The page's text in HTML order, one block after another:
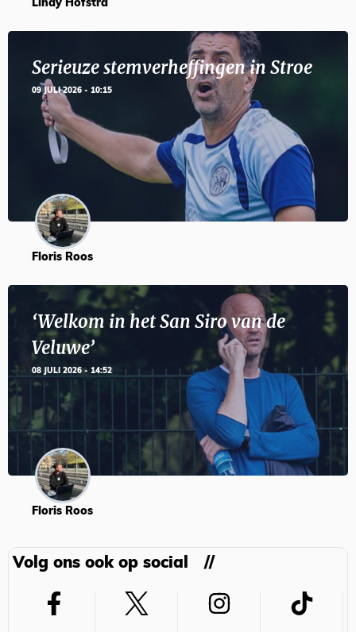
Lindy Hofstra
Serieuze stemverheffingen in Stroe
09 JULI 2026 - 10:15
Floris Roos
‘Welkom in het San Siro van de
Veluwe’
08 JULI 2026 - 14:52
Floris Roos
Volg ons ook op social